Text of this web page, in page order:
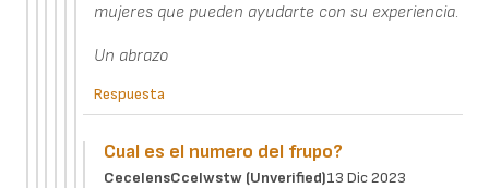
mujeres que pueden ayudarte con su experiencia.
Un abrazo
Respuesta
Cual es el numero del frupo?
CecelensCcelwstw (unverified)13 Dic 2023